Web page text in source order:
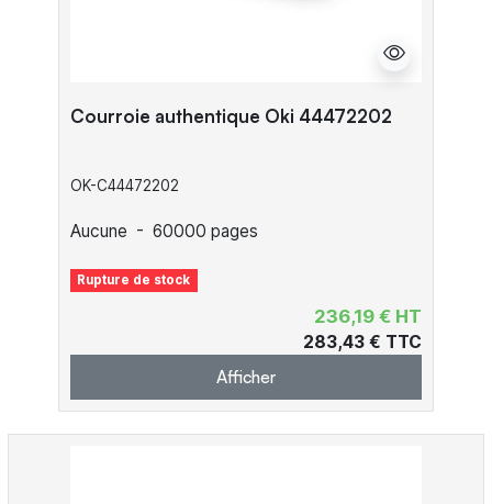
Courroie authentique Oki 44472202
OK-C44472202
Aucune - 60000 pages
Rupture de stock
236,19 € HT
283,43 € TTC
Afficher